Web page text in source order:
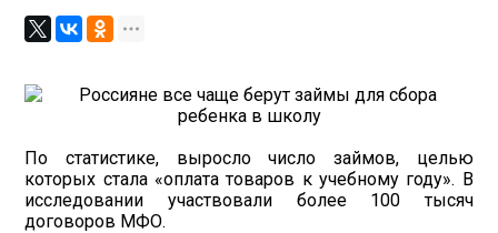
По статистике, выросло число займов, целью
которых стала «оплата товаров к учебному году». В
исследовании участвовали более 100 тысяч
договоров МФО.